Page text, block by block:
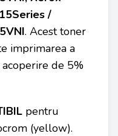
/
. Acest toner
imprimarea a
de 5%
pentru
(yellow).